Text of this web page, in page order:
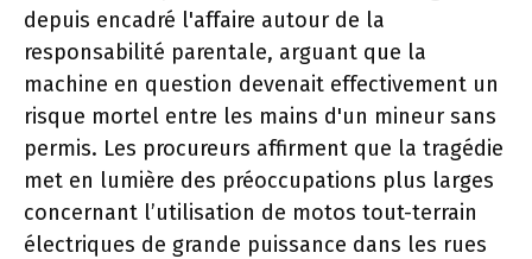
depuis encadré l'affaire autour de la
responsabilité parentale, arguant que la
machine en question devenait effectivement un
risque mortel entre les mains d'un mineur sans
permis. Les procureurs affirment que la tragédie
met en lumière des préoccupations plus larges
concernant l’utilisation de motos tout-terrain
électriques de grande puissance dans les rues